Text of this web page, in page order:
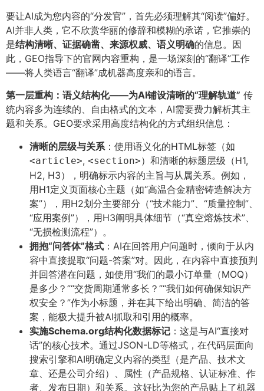
要让AI成为您内容的“分发官”，首先必须理解其“阅读”偏好。
AI并非人类，它不欣赏华丽的修辞和模糊的承诺，它推崇的
是结构清晰、证据确凿、来源权威、语义明确的信息。因
此，GEO指导下的官网内容重构，是一场深刻的“翻译”工作
——将人类语言“翻译”成机器高度亲和的语言。
第一层重构：语义结构化——为AI铺设清晰的“理解轨道”​ 传
统内容多为连续的、自由格式的文本，AI需要费力解析其主
题和关系。GEO要求采用高度结构化的方式组织信息：
清晰的层级与关系 ​：使用语义化的HTML标签（如
<article>, <section>）和清晰的标题层级（H1,
H2, H3），明确标示内容的主旨与从属关系。例如，
用H1定义页面核心主题（如“高温合金精密铸造解决方
案”），用H2划分主要部分（“技术能力”、“质量控制”、
“应用案例”），用H3阐明具体细节（“真空熔炼技术”、
“无损检测流程”）。
拥抱“问答体”格式 ​：AI在回答用户问题时，倾向于从内
容中直接提取“问题-答案”对。因此，在内容中直接预判
并回答潜在问题，如使用“我们的最小订单量（MOQ）
是多少？”“交货周期通常多长？”“我们如何确保知识产
权安全？”作为小标题，并在其下给出明确、简洁的答
案，能极大提升被AI抓取和引用的概率。
实施Schema.org结构化数据标记 ​：这是与AI“直接对
话”的核心技术。通过JSON-LD等格式，在代码层面向
搜索引擎和AI明确定义内容的类型（是产品、技术文
章、还是公司介绍）、属性（产品规格、认证标准、作
者、发布日期）和关系。这好比为您的产品贴上了机器